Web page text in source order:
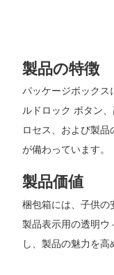
製品の特徴
パッケージボックス
ルドロック ボタン
ロセス、および製
が備わっています。
製品価値
梱包箱には、子供の
製品表示用の透明ウ
し、製品の魅力を高